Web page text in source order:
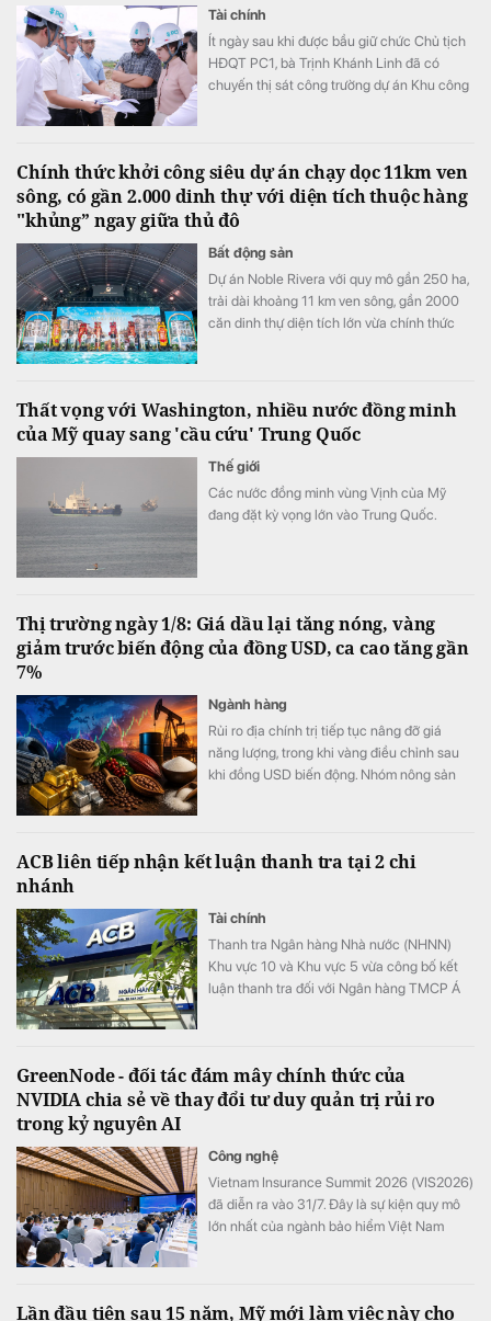
Tài chính
Ít ngày sau khi được bầu giữ chức Chủ tịch
HĐQT PC1, bà Trịnh Khánh Linh đã có
chuyến thị sát công trường dự án Khu công
Chính thức khởi công siêu dự án chạy dọc 11km ven
sông, có gần 2.000 dinh thự với diện tích thuộc hàng
"khủng” ngay giữa thủ đô
Bất động sản
Dự án Noble Rivera với quy mô gần 250 ha,
trải dài khoảng 11 km ven sông, gần 2000
căn dinh thự diện tích lớn vừa chính thức
Thất vọng với Washington, nhiều nước đồng minh
của Mỹ quay sang 'cầu cứu' Trung Quốc
Thế giới
Các nước đồng minh vùng Vịnh của Mỹ
đang đặt kỳ vọng lớn vào Trung Quốc.
Thị trường ngày 1/8: Giá dầu lại tăng nóng, vàng
giảm trước biến động của đồng USD, ca cao tăng gần
7%
Ngành hàng
Rủi ro địa chính trị tiếp tục nâng đỡ giá
năng lượng, trong khi vàng điều chỉnh sau
khi đồng USD biến động. Nhóm nông sản
quặng sắt vẫn chịu áp lực từ các yếu tố
ACB liên tiếp nhận kết luận thanh tra tại 2 chi
nhánh
Tài chính
Thanh tra Ngân hàng Nhà nước (NHNN)
Khu vực 10 và Khu vực 5 vừa công bố kết
luận thanh tra đối với Ngân hàng TMCP Á
GreenNode - đối tác đám mây chính thức của
NVIDIA chia sẻ về thay đổi tư duy quản trị rủi ro
trong kỷ nguyên AI
Công nghệ
Vietnam Insurance Summit 2026 (VIS2026)
đã diễn ra vào 31/7. Đây là sự kiện quy mô
lớn nhất của ngành bảo hiểm Việt Nam
Lần đầu tiên sau 15 năm, Mỹ mới làm việc này cho